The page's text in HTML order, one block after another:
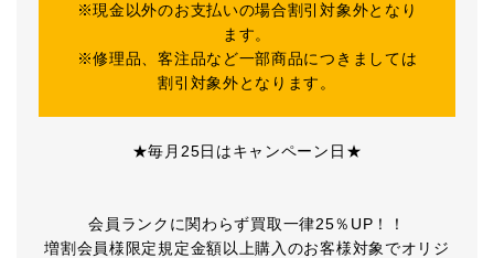
※現金以外のお支払いの場合割引対象外となり
ます。
※修理品、客注品など一部商品につきましては
割引対象外となります。
★毎月25日はキャンペーン日★
会員ランクに関わらず買取一律25％UP！！
増割会員様限定規定金額以上購入のお客様対象でオリジ